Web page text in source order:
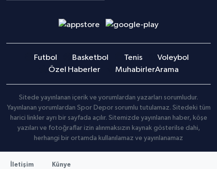
Futbol Basketbol Tenis
Voleybol
Özel Haberler
MuhabirlerArama
Sitede yayınlanan içerik ve yorumlardan yazarları sorumludur.
Yayınlanan yorumlardan Spor Depor sorumlu tutulamaz. Sitedeki tüm
harici linkler ayrı bir sayfada açılır. Sitemizde yayınlanan haber, köşe
yazıları ve fotoğraflar izin alınmaksızın kaynak gösterilse dahi,
herhangi bir ortamda kullanılamaz ve yayınlanamaz
İletişim Künye